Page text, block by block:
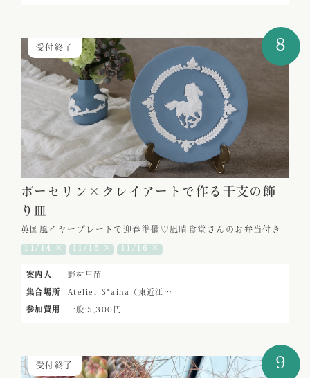
受付終了 8
ポーセリン×クレイアートで作る干支の飾
り皿
英国風イヤープレートで迎春準備♡凪晴食堂さんのお弁当付き
11/14 × 11/15 × 11/16 ×
案内人 野村早苗
集合場所 Atelier S*aina（東近江…
参加費用 一般:5,300円
受付終了 9